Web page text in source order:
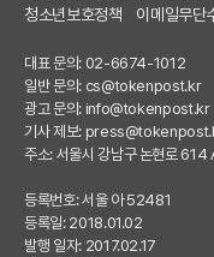
청소년보호정책
이메일무단
대표 문의: 02-6674-1012
일반 문의: cs@tokenpost.kr
광고 문의: info@tokenpost.kr
기사 제보:
주소: 서울시 강남구 논현로
등록번호: 서울 아 52481
등록일: 2018.01.02
발행 일자: 2017.02.17